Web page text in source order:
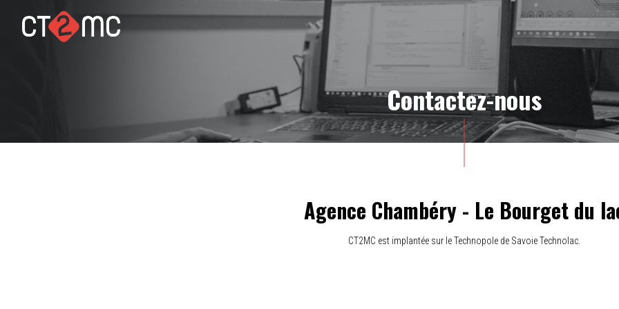
Contactez-nous
Agence Chambéry - Le Bourget du
CT2MC est implantée sur le Technopole de Savoie Technolac.